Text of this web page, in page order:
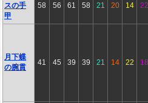
スの手
甲
58 56 61 58 21 20 14 22
月下蝶
の腕貫
41 45 39 39 21 14 22 18